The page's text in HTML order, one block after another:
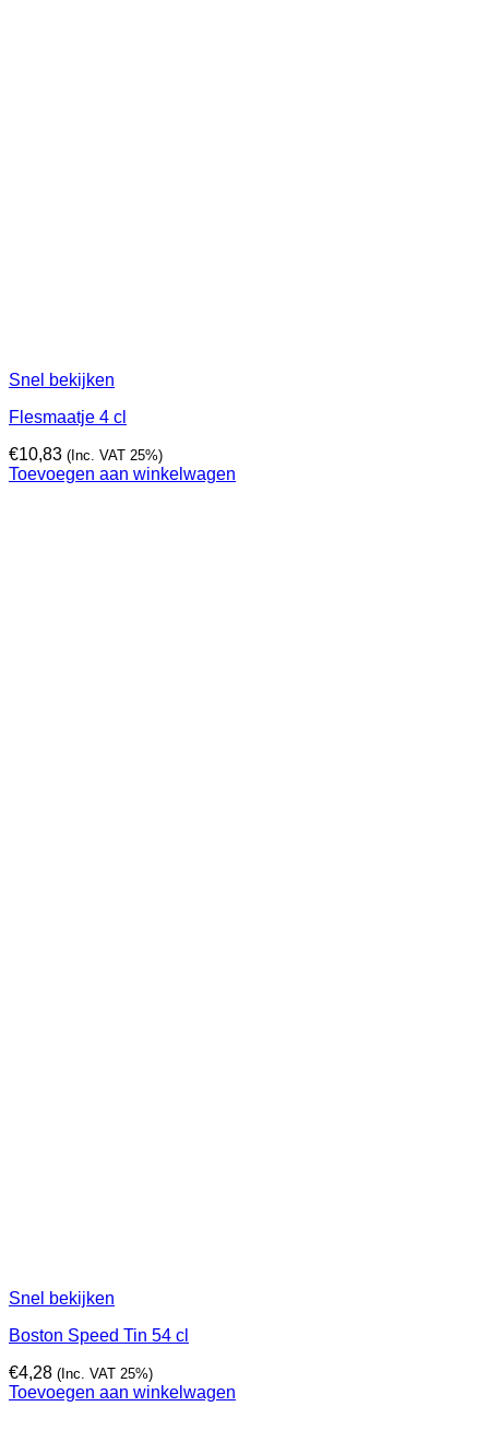
Snel bekijken
Flesmaatje 4 cl
€10,83 (Inc. VAT 25%)
Toevoegen aan winkelwagen
Snel bekijken
Boston Speed Tin 54 cl
€4,28 (Inc. VAT 25%)
Toevoegen aan winkelwagen